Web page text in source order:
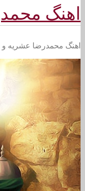
اهنگ
اهنگ محمدرضا عشریه و